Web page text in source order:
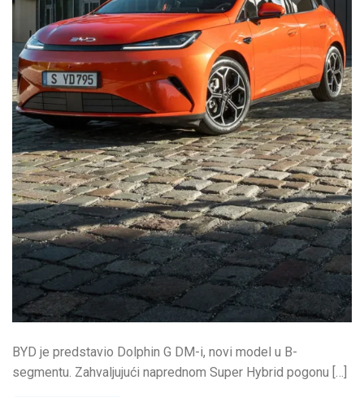
BYD je predstavio Dolphin G DM-i, novi model u B-
segmentu. Zahvaljujući naprednom Super Hybrid pogonu […]